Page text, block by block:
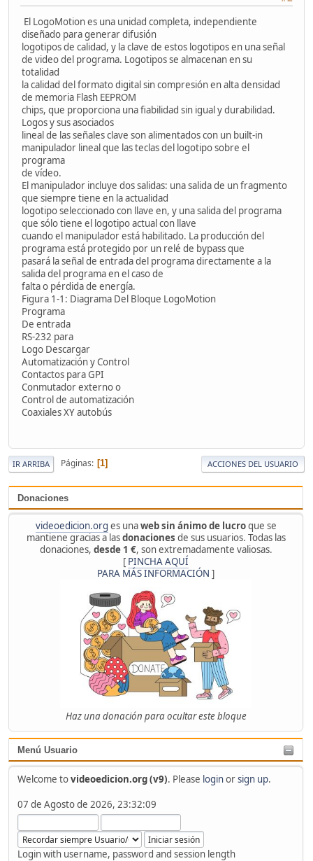
Donaciones
videoedicion.org es unaweb sin ánimo de lucroque se
mantiene gracias a lasdonaciones de sus usuarios. Todas las
donaciones, desde 1 €, son extremadamente valiosas.
[ PINCHA AQUÍ
PARA MÁS INFORMACIÓN ]
Haz una donación para ocultar este bloque
Menú Usuario
Welcome tovideoedicion.org (v9). Please loginorsign up.
07 de Agosto de 2026, 23:32:09
Login with username, password and session length
El LogoMotion es una unidad completa, independiente
diseñado para generar difusión
logotipos de calidad, y la clave de estos logotipos en una señal
de video del programa. Logotipos se almacenan en su
totalidad
la calidad del formato digital sin compresión en alta densidad
de memoria Flash EEPROM
chips, que proporciona una fiabilidad sin igual y durabilidad.
Logos y sus asociados
lineal de las señales clave son alimentados con un built-in
manipulador lineal que las teclas del logotipo sobre el
programa
de vídeo.
El manipulador incluye dos salidas: una salida de un fragmento
que siempre tiene en la actualidad
logotipo seleccionado con llave en, y una salida del programa
que sólo tiene el logotipo actual con llave
cuando el manipulador está habilitado. La producción del
programa está protegido por un relé de bypass que
pasará la señal de entrada del programa directamente a la
salida del programa en el caso de
falta o pérdida de energía.
Figura 1-1: Diagrama Del Bloque LogoMotion
Programa
De entrada
RS-232 para
Logo Descargar
Automatización y Control
Contactos para GPI
Conmutador externo o
Control de automatización
Coaxiales XY autobús
IR ARRIBA Páginas 1 ACCIONES DEL USUARIO